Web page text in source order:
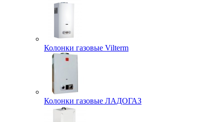
Колонки газовые Vilterm
Колонки газовые ЛАДОГАЗ